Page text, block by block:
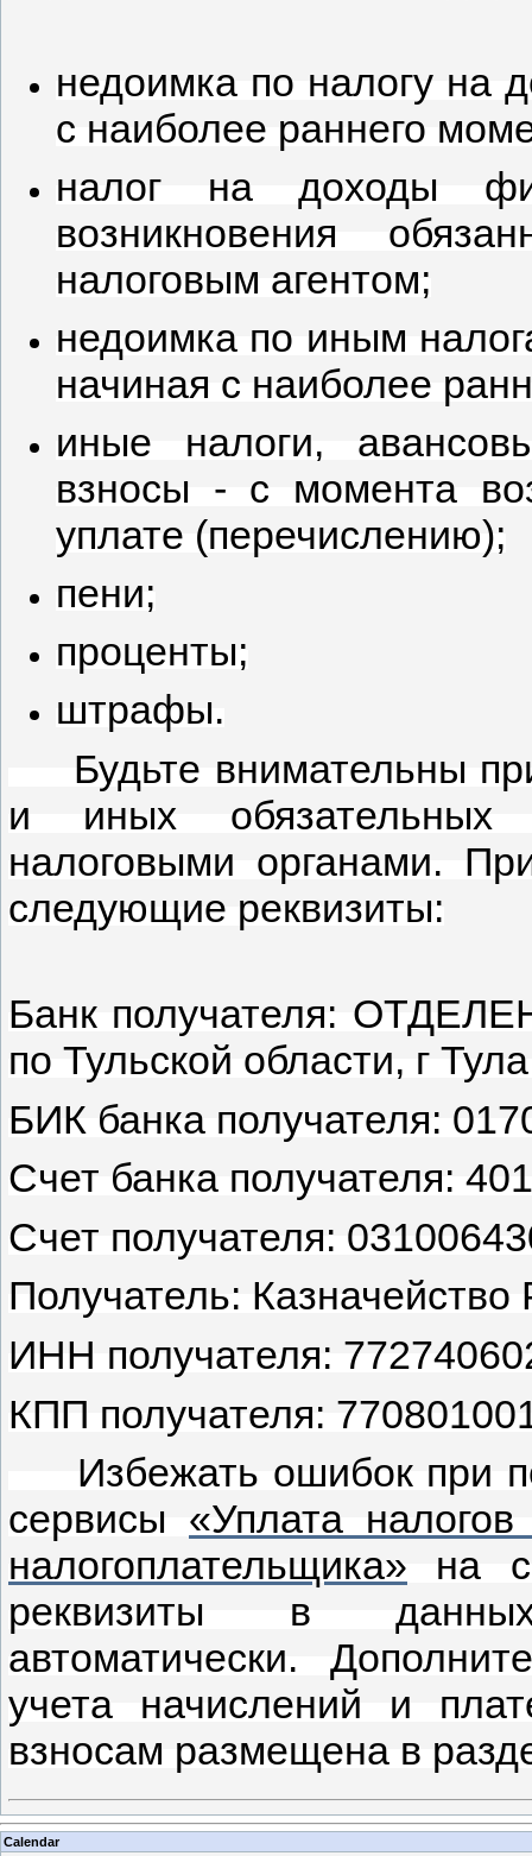
недоимка по налогу на
с наиболее раннего
налог на доходы
возникновения
налоговым агентом;
недоимка по иным
начиная с наиболее
иные налоги,
взносы - с момента
уплате (перечислению);
пени;
проценты;
штрафы.
Будьте внимательны
и иных обязательных
налоговыми органами.
следующие реквизиты:
Банк получателя:
по Тульской области, г
БИК банка получателя:
Счет банка получателя:
Счет получателя:
Получатель:
ИНН получателя:
КПП получателя:
Избежать ошибок при
сервисы «Уплата
налогоплательщика» на
реквизиты в данных
автоматически.
учета начислений и
взносам размещена в
Calendar